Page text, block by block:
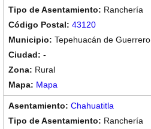
Ranchería
43120
Tepehuacán de Guerrero
-
Rural
Mapa
Chahuatitla
Ranchería